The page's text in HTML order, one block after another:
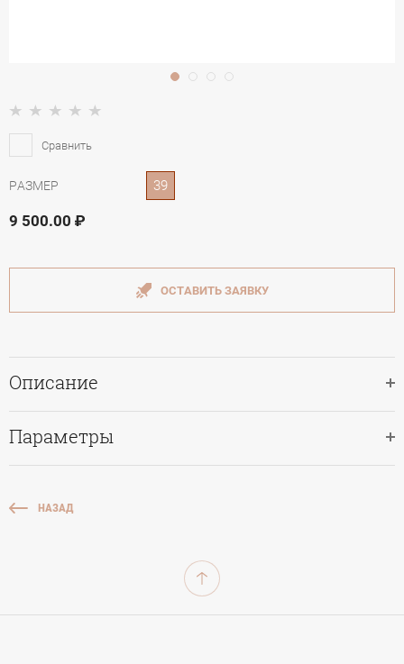
Сравнить
РАЗМЕР 39
9 500.00
ОСТАВИТЬ ЗАЯВКУ
Описание
Параметры
НАЗАД